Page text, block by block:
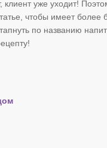
клиент уже уходит!
чтобы имеет более
по названию